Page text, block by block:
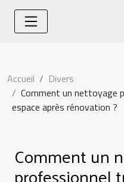
Accueil
Divers
Comment un nettoyage
espace après rénovation ?
Comment un